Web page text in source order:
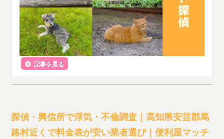
記事を見る
探偵・興信所で浮気・不倫調査｜高知県安芸郡馬
路村近くで料金表が安い業者選び｜便利屋マッチ